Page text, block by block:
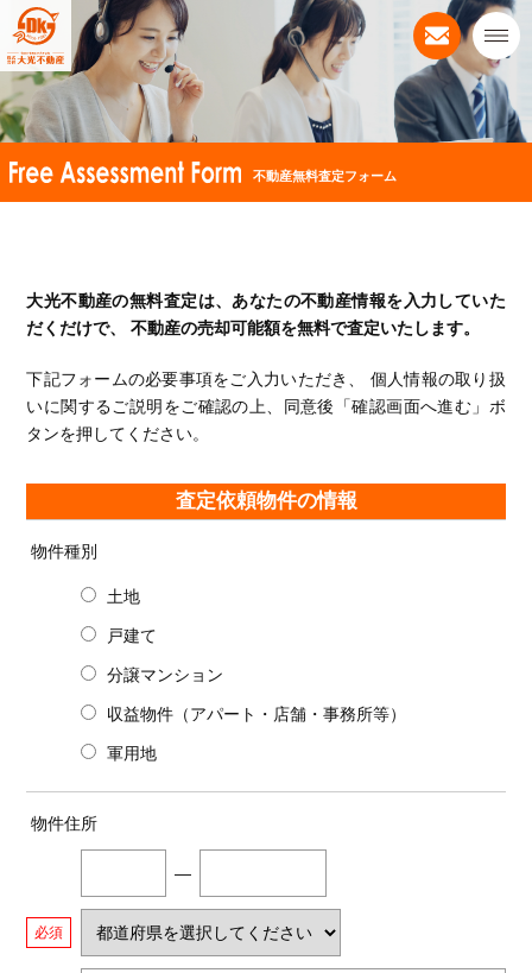
不動産無料査定フォーム
大光不動産の無料査定は、あなたの不動産情報を入力していた
だくだけで、
不動産の売却可能額を無料で査定いたします。
下記フォームの必要事項をご入力いただき、
個人情報の取り扱
いに関するご説明をご確認の上、同意後「確認画面へ進む」ボ
タンを押してください。
査定依頼物件の情報
物件種別
土地
戸建て
分譲マンション
収益物件（アパート・店舗・事務所等）
軍用地
物件住所
―
必須